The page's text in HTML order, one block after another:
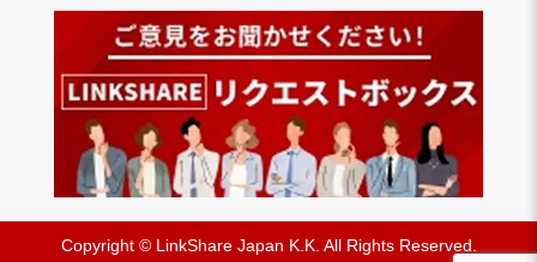
Copyright © LinkShare Japan K.K. All Rights Reserved.